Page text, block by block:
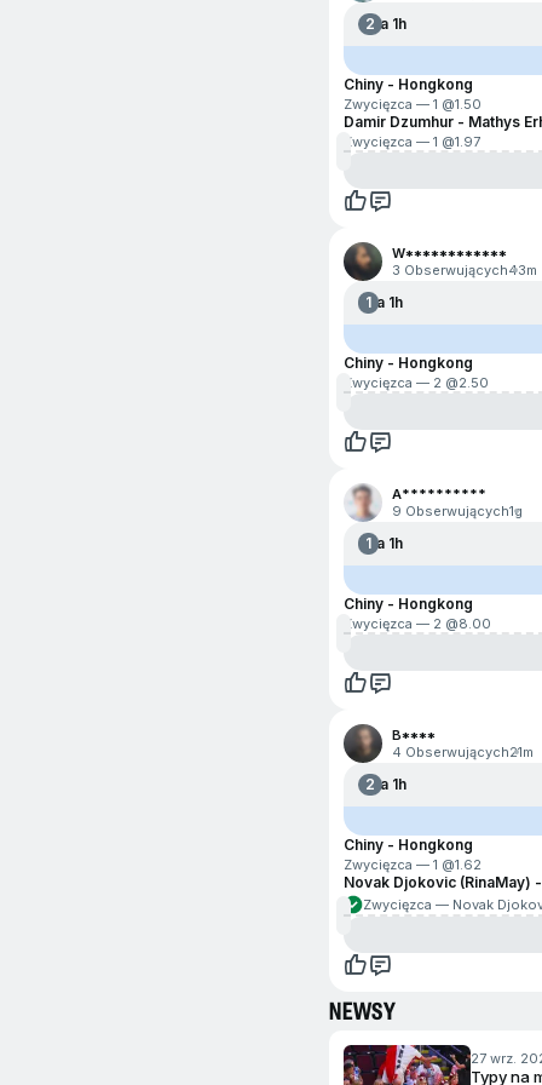
2Za 1h
Chiny - Hongkong
Zwycięzca — 1 @1.50
Damir Dzumhur - Mathys
Zwycięzca — 1 @1.97
W************
3 Obserwujących43m
1Za 1h
Chiny - Hongkong
Zwycięzca — 2 @2.50
A**********
9 Obserwujących1g
1Za 1h
Chiny - Hongkong
Zwycięzca — 2 @8.00
B****
4 Obserwujących21m
2Za 1h
Chiny - Hongkong
Zwycięzca — 1 @1.62
Novak Djokovic (RinaMay)
Zwycięzca — Novak
NEWSY
przejdź na koniec 27 wrz.
Typy na